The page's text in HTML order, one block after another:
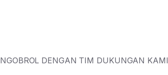
NGOBROL DENGAN TIM DUKUNGAN KAMI